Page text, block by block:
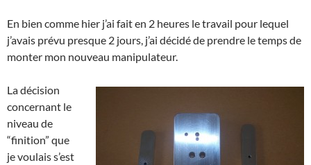
En bien comme hier j’ai fait en 2 heures le travail pour lequel
j’avais prévu presque 2 jours, j’ai décidé de prendre le temps de
monter mon nouveau manipulateur.
La décision
concernant le
niveau de
“finition” que
je voulais s’est